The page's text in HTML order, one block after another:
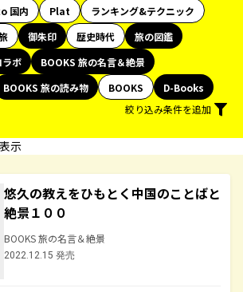
国内 Plat
ランキング&テクニック
御朱印 歴史時代
旅の図鑑
ラボ
BOOKS 旅の名言＆絶景
BOOKS 旅の読み物 BOOKS
D-Books
絞り込み条件を追加
示
悠久の教えをひもとく中国のことばと
絶景１００
BOOKS 旅の名言＆絶景
2022.12.15 発売